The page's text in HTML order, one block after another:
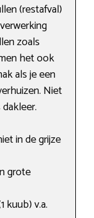
(restafval)
zoals
het ook
als je een
Niet
in de grijze
grote
kuub) v.a.